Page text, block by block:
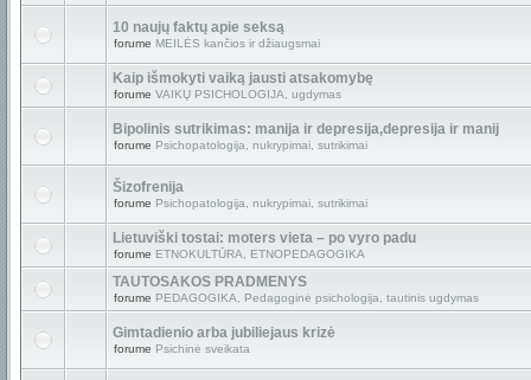
10 naujų faktų apie seksą
forume MEILĖS kančios ir džiaugsmai
Kaip išmokyti vaiką jausti atsakomybę
forume VAIKŲ PSICHOLOGIJA, ugdymas
Bipolinis sutrikimas: manija ir depresija,depresija ir manij
forume Psichopatologija, nukrypimai, sutrikimai
Šizofrenija
forume Psichopatologija, nukrypimai, sutrikimai
Lietuviški tostai: moters vieta – po vyro padu
forume ETNOKULTŪRA, ETNOPEDAGOGIKA
TAUTOSAKOS PRADMENYS
forume PEDAGOGIKA, Pedagoginė psichologija, tautinis ugdymas
Gimtadienio arba jubiliejaus krizė
forume Psichinė sveikata